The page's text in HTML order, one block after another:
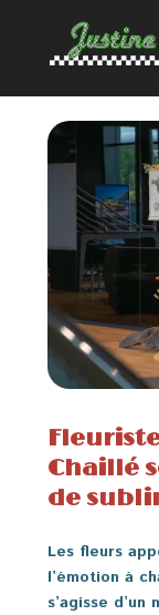
Chaillé
de
Les fleurs
l’émotion à
s’agisse